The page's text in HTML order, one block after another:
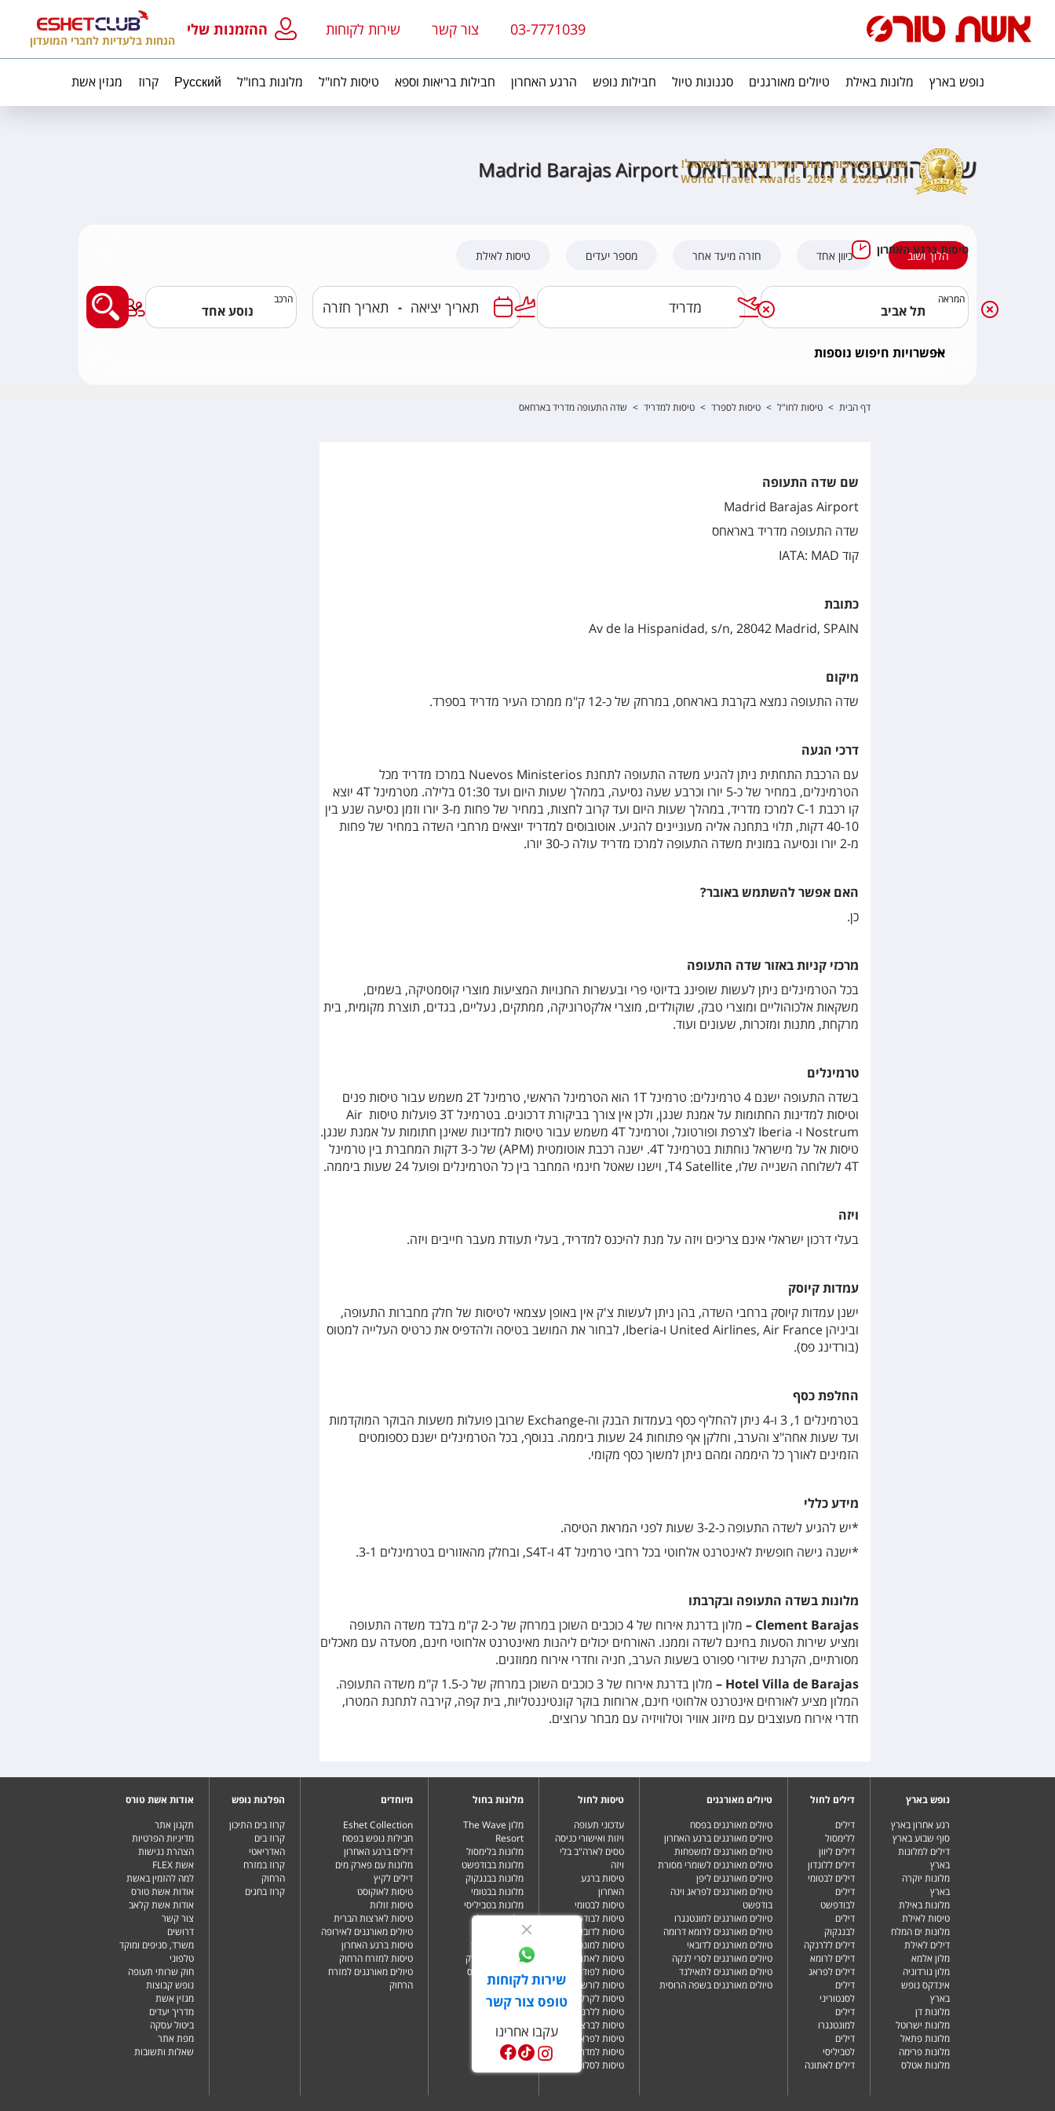
03-7771039 צור קשר שירות לקוחות ההזמנות שלי
הנחות בלעדיות לחברי המועדון
נופש בארץ מלונות באילת טיולים מאורגנים סגנונות טיול חבילות נופש הרגע האחרון חבילות בריאות וספא טיסות לחו"ל מלונות בחו"ל Русский קרוז מגזין אשת
שירות לקוחות
טופס צור קשר
עקבו אחרינו
שדה התעופה מדריד בארחאס Madrid Barajas Airport
הלוך ושוב כיוון אחד חזרה מיעד אחר מספר יעדים טיסות לאילת טיסות ברגע האחרון
המראה - הרכב מצאו לי טיסה
אפשרויות חיפוש נוספות
דף הבית > טיסות לחו"ל > טיסות לספרד > טיסות למדריד > שדה התעופה מדריד בארחאס
שם שדה התעופה
Madrid Barajas Airport
שדה התעופה מדריד באראחס
קוד IATA: MAD
כתובת
Av de la Hispanidad, s/n, 28042 Madrid, SPAIN
מיקום
שדה התעופה נמצא בקרבת באראחס, במרחק של כ-12 ק"מ ממרכז העיר מדריד בספרד.
דרכי הגעה
עם הרכבת התחתית ניתן להגיע משדה התעופה לתחנת Nuevos Ministerios במרכז מדריד מכל
הטרמינלים, במחיר של כ-5 יורו וכרבע שעה נסיעה, במהלך שעות היום ועד 01:30 בלילה. מטרמינל 4T יוצא
קו רכבת C-1 למרכז מדריד, במהלך שעות היום ועד קרוב לחצות, במחיר של פחות מ-3 יורו וזמן נסיעה שנע בין
40-10 דקות, תלוי בתחנה אליה מעוניינים להגיע. אוטובוסים למדריד יוצאים מרחבי השדה במחיר של פחות
מ-2 יורו ונסיעה במונית משדה התעופה למרכז מדריד עולה כ-30 יורו.
האם אפשר להשתמש באובר?
כן.
מרכזי קניות באזור שדה התעופה
בכל הטרמינלים ניתן לעשות שופינג בדיוטי פרי ובעשרות החנויות המציעות מוצרי קוסמטיקה, בשמים,
משקאות אלכוהוליים ומוצרי טבק, שוקולדים, מוצרי אלקטרוניקה, ממתקים, נעליים, בגדים, תוצרת מקומית, בית
מרקחת, מתנות ומזכרות, שעונים ועוד.
טרמינלים
בשדה התעופה ישנם 4 טרמינלים: טרמינל 1T הוא הטרמינל הראשי, טרמינל 2T משמש עבור טיסות פנים
וטיסות למדינות החתומות על אמנת שנגן, ולכן אין צורך בביקורת דרכונים. בטרמינל 3T פועלות טיסות
Air
Nostrum ו- Iberia
לצרפת ופורטוגל, וטרמינל 4
T משמש עבור טיסות למדינות שאינן חתומות על אמנת שנגן.
טיסות אל על מישראל נוחתות בטרמינל 4T. ישנה רכבת אוטומטית (APM) של כ-3 דקות המחברת בין טרמינל
4Tלשלוחה השנייה שלו, T4 Satellite, וישנו שאטל חינמי המחבר בין כל הטרמינלים ופועל 24 שעות ביממה.
ויזה
בעלי דרכון ישראלי אינם צריכים ויזה על מנת להיכנס למדריד, בעלי תעודת מעבר חייבים ויזה.
עמדות קיוסק
ישנן עמדות קיוסק ברחבי השדה, בהן ניתן לעשות צ'ק אין באופן עצמאי לטיסות של חלק מחברות התעופה,
וביניהן United Airlines, Air France ו-Iberia, לבחור את המושב בטיסה ולהדפיס את כרטיס העלייה למטוס
(בורדינג פס).
החלפת כסף
בטרמינלים 1, 3 ו-4 ניתן להחליף כסף בעמדות הבנק וה-Exchange שרובן פועלות משעות הבוקר המוקדמות
ועד שעות אחה"צ והערב, וחלקן אף פתוחות 24 שעות ביממה. בנוסף, בכל הטרמינלים ישנם כספומטים
הזמינים לאורך כל היממה ומהם ניתן למשוך כסף מקומי.
מידע כללי
*יש להגיע לשדה התעופה כ-3-2 שעות לפני המראת הטיסה.
*ישנה גישה חופשית לאינטרנט אלחוטי בכל רחבי טרמינל 4T ו-S4T, ובחלק מהאזורים בטרמינלים 3-1.
מלונות בשדה התעופה ובקרבתו
Clement Barajas
–
מלון בדרגת אירוח של 4 כוכבים השוכן במרחק של כ-2 ק"מ בלבד משדה התעופה
ומציע שירות הסעות בחינם לשדה וממנו. האורחים יכולים ליהנות מאינטרנט אלחוטי חינם, מסעדה עם מאכלים
מסורתיים, הקרנת שידורי ספורט בשעות הערב, חניה וחדרי אירוח ממוזגים.
Hotel Villa de Barajas
–
מלון בדרגת אירוח של 3 כוכבים השוכן במרחק של כ-1.5 ק"מ משדה התעופה.
המלון מציע לאורחים אינטרנט אלחוטי חינם, ארוחות בוקר קונטיננטליות, בית קפה, קירבה לתחנת המטרו,
חדרי אירוח מעוצבים עם מיזוג אוויר וטלוויזיה עם מבחר ערוצים.
נופש בארץ
רגע אחרון בארץ
סוף שבוע בארץ
דילים למלונות
בארץ
מלונות יוקרה
בארץ
מלונות באילת
טיסות לאילת
מלונות ים המלח
דילים לאילת
מלון אלמא
מלון גורדוניה
אינדקס נופש
בארץ
מלונות דן
מלונות ישרוטל
מלונות פתאל
מלונות פרימה
מלונות אטלס
דילים לחול
דילים
ללימסול
דילים ליוון
דילים ללונדון
דילים לבטומי
דילים
לבודפשט
דילים
לבנגקוק
דילים ללרנקה
דילים לרומא
דילים לפראג
דילים
לסנטוריני
דילים
למונטנגרו
דילים
לטביליסי
דילים לאתונה
טיולים מאורגנים
טיולים מאורגנים בפסח
טיולים מאורגנים ברגע האחרון
טיולים מאורגנים למשפחות
טיולים מאורגנים לשומרי מסורת
טיולים מאורגנים ליפן
טיולים מאורגנים לפראג וינה
בודפשט
טיולים מאורגנים למונטנגרו
טיולים מאורגנים לרומא דרומה
טיולים מאורגנים לדובאי
טיולים מאורגנים לסרי לנקה
טיולים מאורגנים לתאילנד
טיולים מאורגנים בשפה הרוסית
טיסות לחול
עדכוני תעופה
ויזות ואישורי כניסה
טסים לארה"ב בלי
ויזה
טיסות ברגע
האחרון
טיסות לבטומי
טיסות לבודפשט
טיסות לדובאי
טיסות למונטנגרו
טיסות לאתונה
טיסות לפודגוריצה
טיסות לורשה
טיסות לקרקוב
טיסות ללרנקה
טיסות לברצלונה
טיסות לפראג
טיסות למדריד
טיסות לסלוניקי
מלונות בחול
מלון The Wave
Resort
מלונות בלימסול
מלונות בבודפשט
מלונות בבנגקוק
מלונות בבטומי
מלונות בטביליסי
מלונות בברלין
מלונות בדובאי
מלונות בלונדון
מלונות בניו יורק
מלונות בפאפוס
מיוחדים
Eshet Collection
חבילות נופש בפסח
דילים ברגע האחרון
מלונות עם פארק מים
דילים לקיץ
טיסות לאוקוסט
טיסות זולות
טיסות לארצות הברית
טיולים מאורגנים לאירופה
טיסות ברגע האחרון
טיסות למזרח הרחוק
טיולים מאורגנים למזרח
הרחוק
הפלגות נופש
קרוז בים התיכון
קרוז בים
האדריאטי
קרוז במזרח
הרחוק
קרוז בחגים
אודות אשת טורס
תקנון אתר
מדיניות הפרטיות
הצהרת נגישות
אשת FLEX
למה להזמין באשת
אודות אשת טורס
אודות אשת קלאב
צור קשר
דרושים
משרד, סניפים ומוקד
טלפוני
חוק שרותי תעופה
נופש קבוצות
מגזין אשת
מדריך יעדים
ביטול עסקה
מפת אתר
שאלות ותשובות